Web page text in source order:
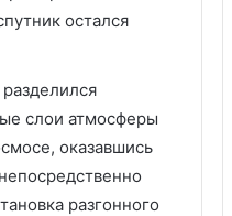
остался
слои атмосферы
оказавшись
разгонного